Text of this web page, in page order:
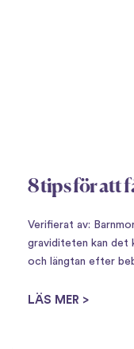
8 tips för att
Verifierat av:
graviditeten kan det
och längtan efter
att…
LÄS MER >